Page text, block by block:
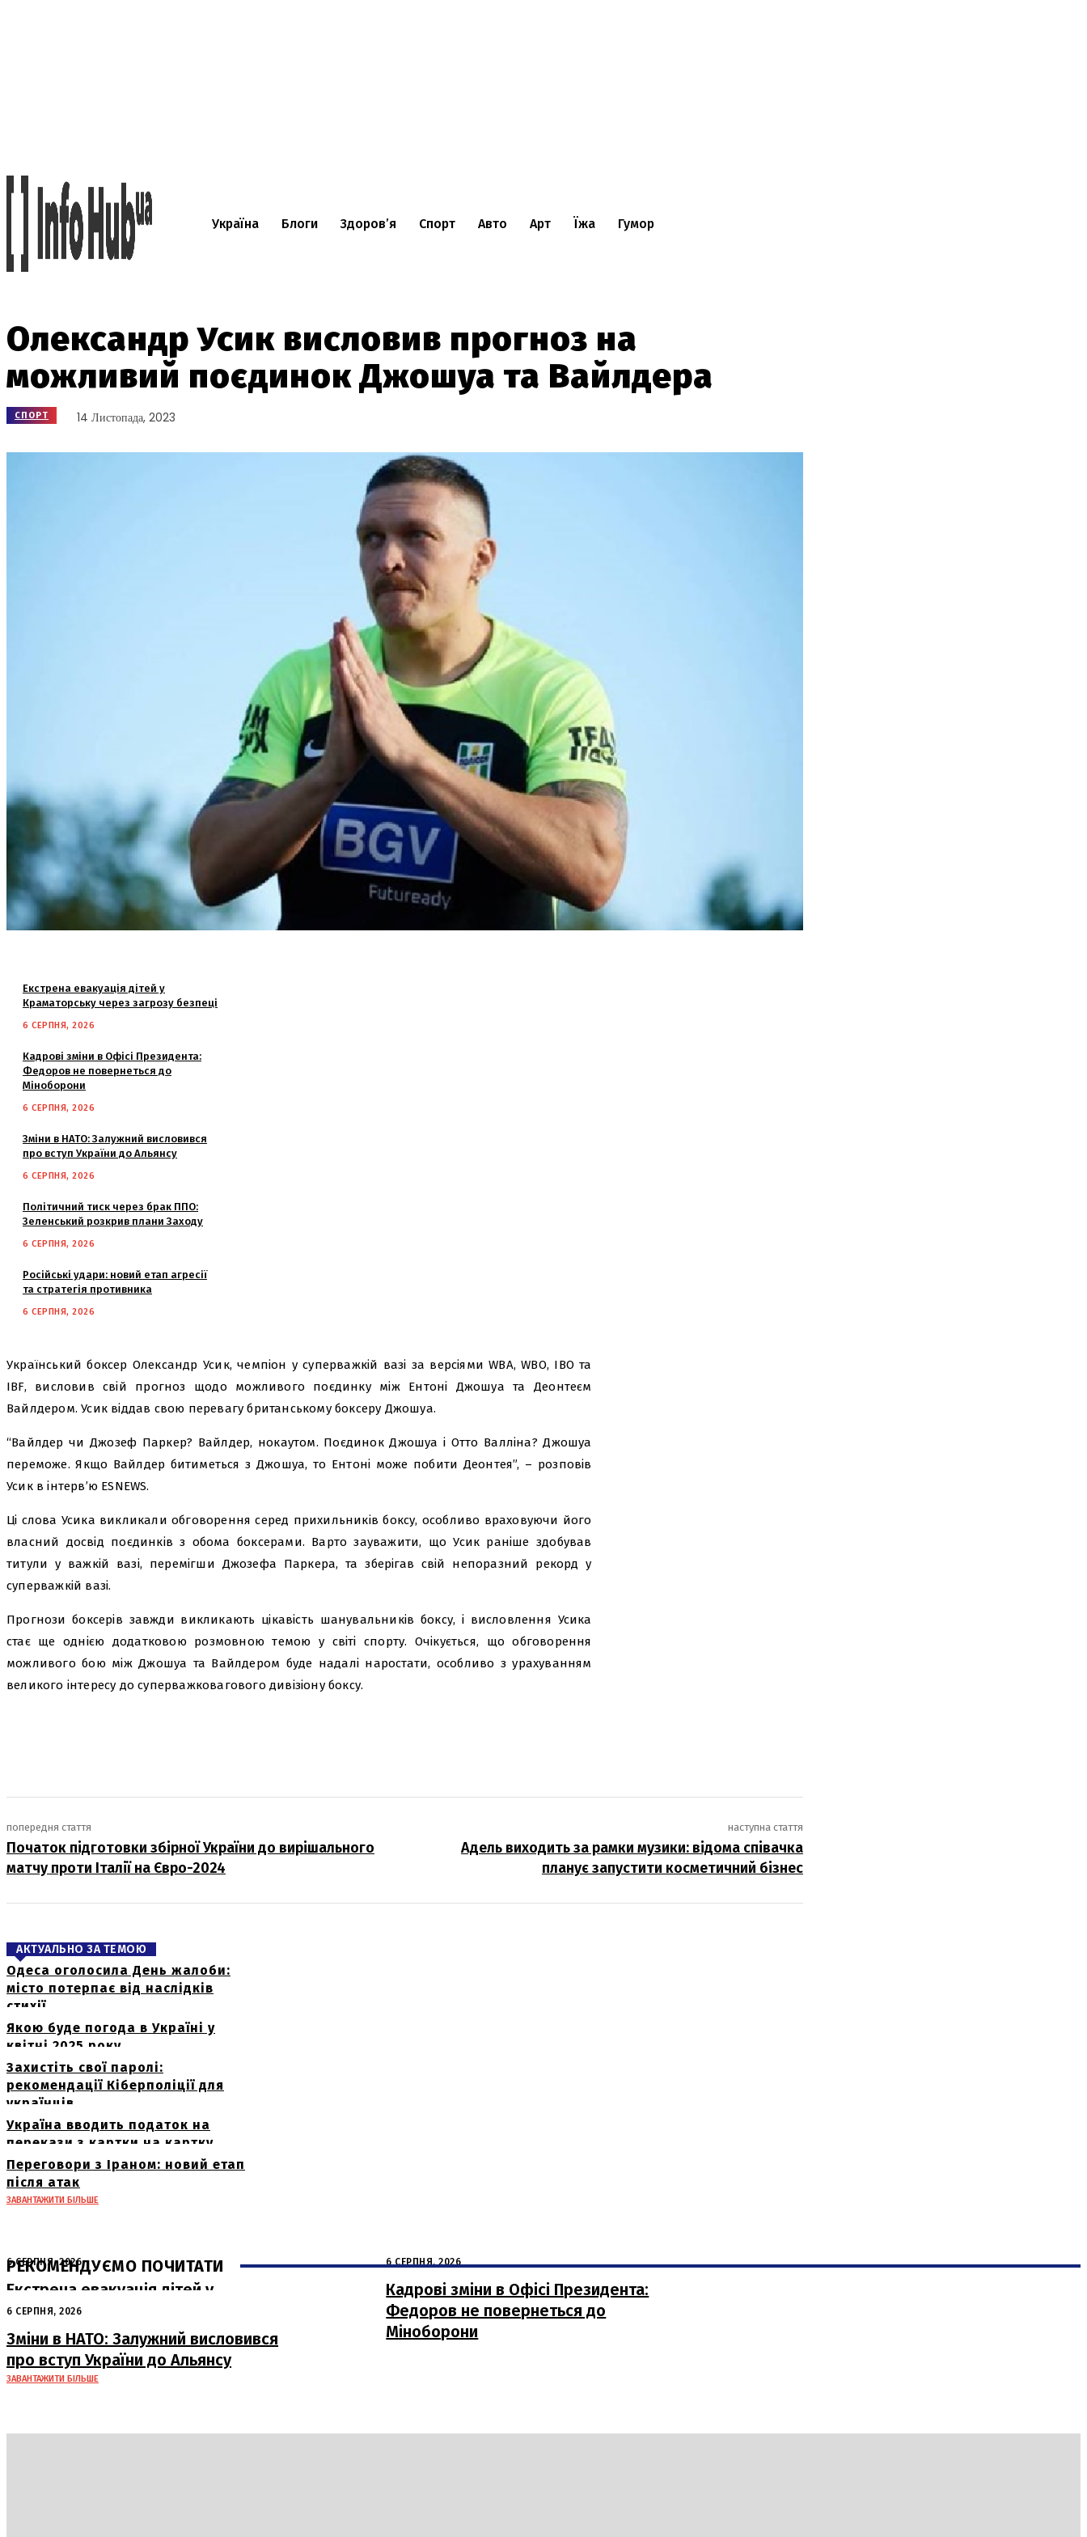
Україна Блоги Здоров’я Спорт Авто Арт Їжа Гумор
Олександр Усик висловив прогноз на
можливий поєдинок Джошуа та Вайлдера
СПОРТ 14 Листопада, 2023
Екстрена евакуація дітей у
Краматорську через загрозу безпеці
6 СЕРПНЯ, 2026
Кадрові зміни в Офісі Президента:
Федоров не повернеться до
Міноборони
6 СЕРПНЯ, 2026
Зміни в НАТО: Залужний висловився
про вступ України до Альянсу
6 СЕРПНЯ, 2026
Політичний тиск через брак ППО:
Зеленський розкрив плани Заходу
6 СЕРПНЯ, 2026
Російські удари: новий етап агресії
та стратегія противника
6 СЕРПНЯ, 2026
Український боксер Олександр Усик, чемпіон у суперважкій вазі за версіями WBA, WBO, IBO та
IBF, висловив свій прогноз щодо можливого поєдинку між Ентоні Джошуа та Деонтеєм
Вайлдером. Усик віддав свою перевагу британському боксеру Джошуа.
“Вайлдер чи Джозеф Паркер? Вайлдер, нокаутом. Поєдинок Джошуа і Отто Валліна? Джошуа
переможе. Якщо Вайлдер битиметься з Джошуа, то Ентоні може побити Деонтея”, – розповів
Усик в інтерв’ю ESNEWS.
Ці слова Усика викликали обговорення серед прихильників боксу, особливо враховуючи його
власний досвід поєдинків з обома боксерами. Варто зауважити, що Усик раніше здобував
титули у важкій вазі, перемігши Джозефа Паркера, та зберігав свій непоразний рекорд у
суперважкій вазі.
Прогнози боксерів завжди викликають цікавість шанувальників боксу, і висловлення Усика
стає ще однією додатковою розмовною темою у світі спорту. Очікується, що обговорення
можливого бою між Джошуа та Вайлдером буде надалі наростати, особливо з урахуванням
великого інтересу до суперважковагового дивізіону боксу.
попередня стаття
Початок підготовки збірної України до вирішального
матчу проти Італії на Євро-2024
наступна стаття
Адель виходить за рамки музики: відома співачка
планує запустити косметичний бізнес
АКТУАЛЬНО ЗА ТЕМОЮ
Одеса оголосила День жалоби:
місто потерпає від наслідків
стихії
Якою буде погода в Україні у
квітні 2025 року
Захистіть свої паролі:
рекомендації Кіберполіції для
українців
Україна вводить податок на
перекази з картки на картку
Переговори з Іраном: новий етап
після атак
ЗАВАНТАЖИТИ БІЛЬШЕ
РЕКОМЕНДУЄМО ПОЧИТАТИ
6 СЕРПНЯ, 2026
Екстрена евакуація дітей у
Краматорську через загрозу безпеці
6 СЕРПНЯ, 2026
Кадрові зміни в Офісі Президента:
Федоров не повернеться до
Міноборони
6 СЕРПНЯ, 2026
Зміни в НАТО: Залужний висловився
про вступ України до Альянсу
ЗАВАНТАЖИТИ БІЛЬШЕ